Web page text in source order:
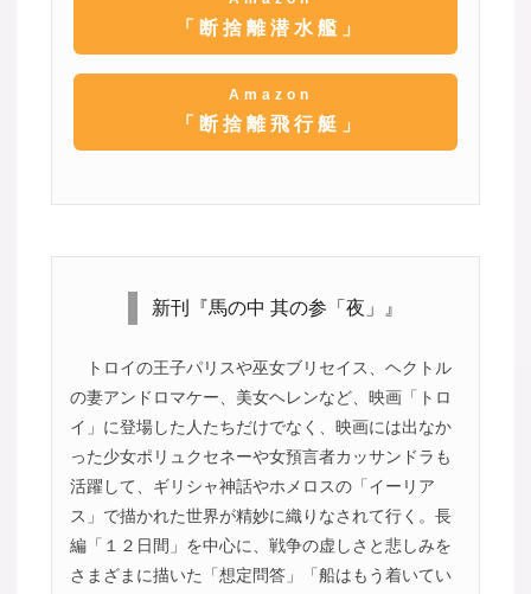
「断捨離潜水艦」
Amazon
「断捨離飛行艇」
新刊『馬の中 其の参「夜」』
トロイの王子パリスや巫女ブリセイス、ヘクトル
の妻アンドロマケー、美女ヘレンなど、映画「トロ
イ」に登場した人たちだけでなく、映画には出なか
った少女ポリュクセネーや女預言者カッサンドラも
活躍して、ギリシャ神話やホメロスの「イーリア
ス」で描かれた世界が精妙に織りなされて行く。長
編「１２日間」を中心に、戦争の虚しさと悲しみを
さまざまに描いた「想定問答」「船はもう着いてい